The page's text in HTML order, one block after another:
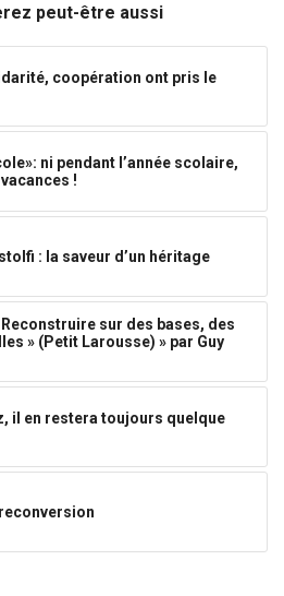
peut-être aussi
coopération ont pris le
ni pendant l’année scolaire,
!
: la saveur d’un héritage
sur des bases, des
» (Petit Larousse) » par Guy
il en restera toujours quelque